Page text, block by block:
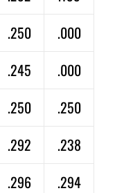
.250 .000
.245 .000
.250 .250
.292 .238
.296 .294